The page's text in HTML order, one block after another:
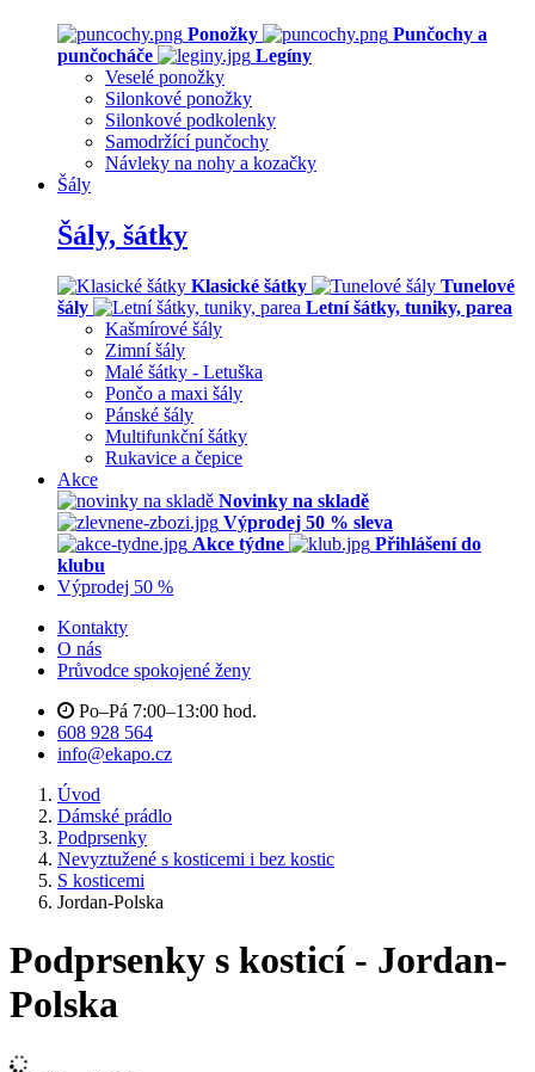
Ponožky
Punčochy a
punčocháče
Legíny
Veselé ponožky
Silonkové ponožky
Silonkové podkolenky
Samodržící punčochy
Návleky na nohy a kozačky
Šály
Šály, šátky
Klasické šátky
Tunelové
šály
Letní šátky, tuniky, parea
Kašmírové šály
Zimní šály
Malé šátky - Letuška
Pončo a maxi šály
Pánské šály
Multifunkční šátky
Rukavice a čepice
Akce
Novinky na skladě
Výprodej 50 % sleva
Akce týdne
Přihlášení do
klubu
Výprodej 50 %
Kontakty
O nás
Průvodce spokojené ženy
Po–Pá 7:00–13:00 hod.
608 928 564
info@ekapo.cz
Úvod
Dámské prádlo
Podprsenky
Nevyztužené s kosticemi i bez kostic
S kosticemi
Jordan-Polska
Podprsenky s kosticí - Jordan-
Polska